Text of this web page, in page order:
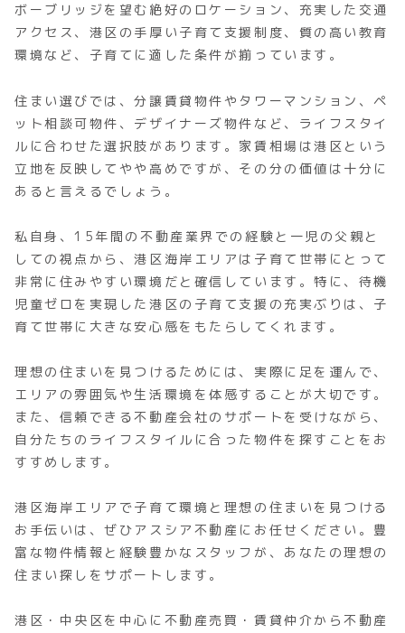
ボーブリッジを望む絶好のロケーション、充実した交通
アクセス、港区の手厚い子育て支援制度、質の高い教育
環境など、子育てに適した条件が揃っています。
住まい選びでは、分譲賃貸物件やタワーマンション、ペ
ット相談可物件、デザイナーズ物件など、ライフスタイ
ルに合わせた選択肢があります。家賃相場は港区という
立地を反映してやや高めですが、その分の価値は十分に
あると言えるでしょう。
私自身、15年間の不動産業界での経験と一児の父親と
しての視点から、港区海岸エリアは子育て世帯にとって
非常に住みやすい環境だと確信しています。特に、待機
児童ゼロを実現した港区の子育て支援の充実ぶりは、子
育て世帯に大きな安心感をもたらしてくれます。
理想の住まいを見つけるためには、実際に足を運んで、
エリアの雰囲気や生活環境を体感することが大切です。
また、信頼できる不動産会社のサポートを受けながら、
自分たちのライフスタイルに合った物件を探すことをお
すすめします。
港区海岸エリアで子育て環境と理想の住まいを見つける
お手伝いは、ぜひアスシア不動産にお任せください。豊
富な物件情報と経験豊かなスタッフが、あなたの理想の
住まい探しをサポートします。
港区・中央区を中心に不動産売買・賃貸仲介から不動産